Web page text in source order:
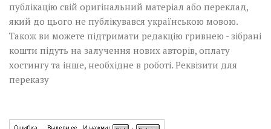
публікацію свій оригінальний матеріал або переклад,
який до цього не публікувався українською мовою.
Також ви можете підтримати редакцію гривнею - зібрані
кошти підуть на залучення нових авторів, оплату
хостингу та інше, необхідне в роботі. Реквізити для
переказу